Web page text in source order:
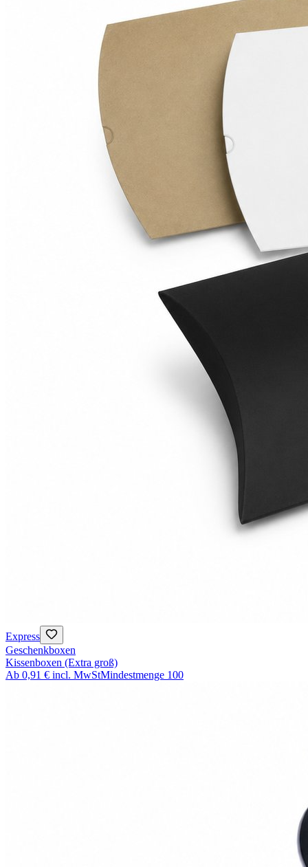
Express
Geschenkboxen
Kissenboxen (Extra groß)
Ab 0,91 € incl. MwStMindestmenge 100